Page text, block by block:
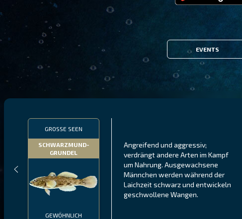
EVENTS
GROSSE SEEN
SCHWARZMUND-
GRUNDEL
GEWÖHNLICH
Angreifend und aggressiv;
verdrängt andere Arten im Kampf
um Nahrung. Ausgewachsene
Männchen werden während der
Laichzeit schwarz und entwickeln
geschwollene Wangen.